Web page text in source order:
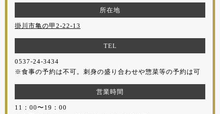
所在地
掛川市亀の甲2-22-13
TEL
0537-24-3434
※食事の予約は不可。刺身の盛り合わせや惣菜等の予約は可
営業時間
11：00〜19：00